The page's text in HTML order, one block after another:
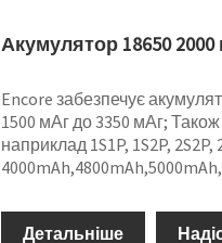
Акумулятор 18650 2000
Encore забезпечує
1500 мАг до 3350 мАг;
наприклад 1S1P, 1S2P, 2S2P,
Детальніше